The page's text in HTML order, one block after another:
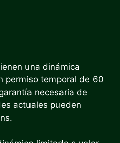
una dinámica
permiso temporal de 60
necesaria de
actuales pueden